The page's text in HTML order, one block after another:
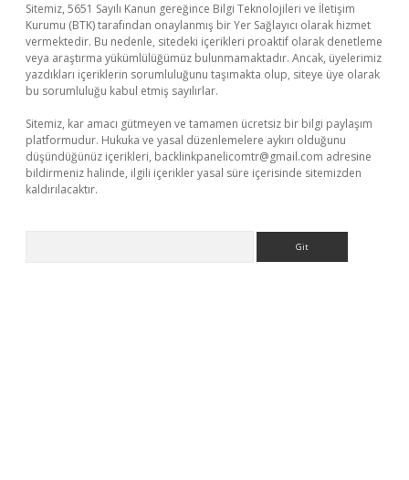
Sitemiz, 5651 Sayılı Kanun gereğince Bilgi Teknolojileri ve İletişim
Kurumu (BTK) tarafından onaylanmış bir Yer Sağlayıcı olarak hizmet
vermektedir. Bu nedenle, sitedeki içerikleri proaktif olarak denetleme
veya araştırma yükümlülüğümüz bulunmamaktadır. Ancak, üyelerimiz
yazdıkları içeriklerin sorumluluğunu taşımakta olup, siteye üye olarak
bu sorumluluğu kabul etmiş sayılırlar.
Sitemiz, kar amacı gütmeyen ve tamamen ücretsiz bir bilgi paylaşım
platformudur. Hukuka ve yasal düzenlemelere aykırı olduğunu
düşündüğünüz içerikleri, backlinkpanelicomtr@gmail.com adresine
bildirmeniz halinde, ilgili içerikler yasal süre içerisinde sitemizden
kaldırılacaktır.